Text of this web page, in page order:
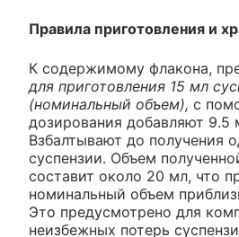
Правила приготовления и
К содержимому флакона,
для приготовления 15 мл
(номинальный объем), с
дозирования добавляют 9.5
Взбалтывают до получения
суспензии. Объем
составит около 20 мл, что
номинальный объем
Это предусмотрено для
неизбежных потерь